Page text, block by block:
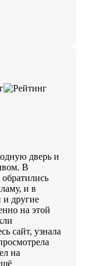
дверь и
В
и в
и другие
на этой
сайт, узнала
на